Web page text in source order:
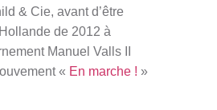
& Cie, avant d’être
de 2012 à
Manuel Valls II
« En marche ! »